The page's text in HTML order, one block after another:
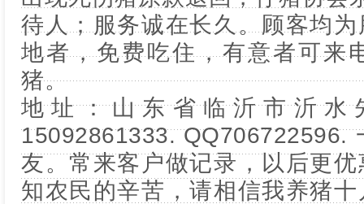
待人；服务诚在长久。顾客均
地者，免费吃住，有意者可来
猪。
地址：山东省临沂市沂水
15092861333. QQ706722596.
友。常来客户做记录，以后更
知农民的辛苦，请相信我养猪